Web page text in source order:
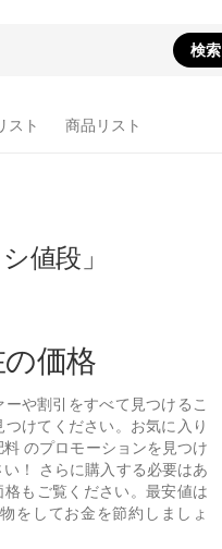
検索
スト 商品リスト
値段」
価格
や割引をすべて見つけるこ
けてください。お気に入り
のプロモーションを見つけ
！ さらに購入する必要はあ
もご覧ください。最安値は
をしてお金を節約しましょ